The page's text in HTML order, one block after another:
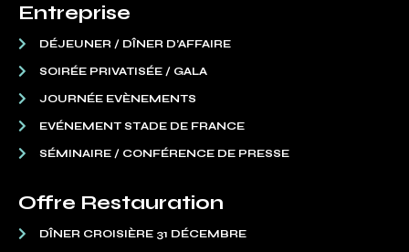
Entreprise
DÉJEUNER / DÎNER D’AFFAIRE
SOIRÉE PRIVATISÉE / GALA
JOURNÉE EVÈNEMENTS
EVÉNEMENT STADE DE FRANCE
SÉMINAIRE / CONFÉRENCE DE PRESSE
Offre Restauration
DÎNER CROISIÈRE 31 DÉCEMBRE